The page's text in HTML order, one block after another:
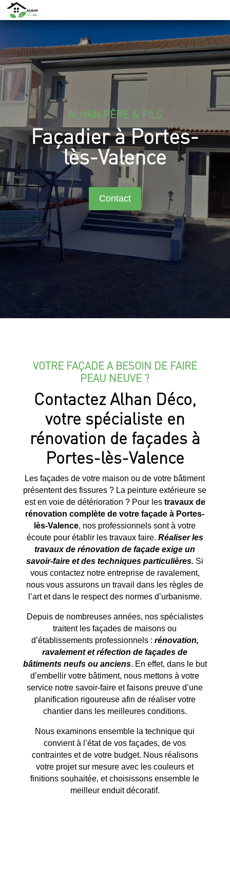
ALHAN PÈRE & FILS
Façadier à Portes-
lès-Valence
Contact
VOTRE FAÇADE A BESOIN DE FAIRE
PEAU NEUVE ?
Contactez Alhan Déco,
votre spécialiste en
rénovation de façades à
Portes-lès-Valence
Les façades de votre maison ou de votre bâtiment
présentent des fissures ? La peinture extérieure se
est en voie de détérioration ? Pour les travaux de
rénovation complète de votre façade à Portes-
lès-Valence, nos professionnels sont à votre
écoute pour établir les travaux faire. Réaliser les
travaux de rénovation de façade exige un
savoir-faire et des techniques particulières. Si
vous contactez notre entreprise de ravalement,
nous vous assurons un travail dans les règles de
l’art et dans le respect des normes d’urbanisme.
Depuis de nombreuses années, nos spécialistes
traitent les façades de maisons ou
d’établissements professionnels : rénovation,
ravalement et réfection de façades de
bâtiments neufs ou anciens. En effet, dans le but
d’embellir votre bâtiment, nous mettons à votre
service notre savoir-faire et faisons preuve d’une
planification rigoureuse afin de réaliser votre
chantier dans les meilleures conditions.
Nous examinons ensemble la technique qui
convient à l’état de vos façades, de vos
contraintes et de votre budget. Nous réalisons
votre projet sur mesure avec les couleurs et
finitions souhaitée, et choisissons ensemble le
meilleur enduit décoratif.